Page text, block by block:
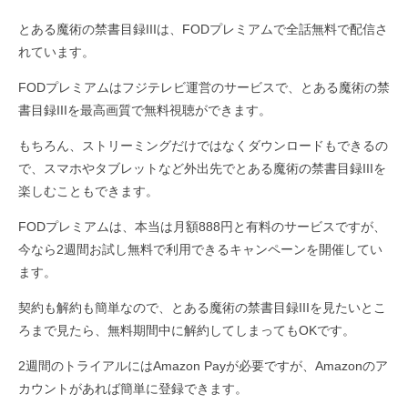
とある魔術の禁書目録IIIは、FODプレミアムで全話無料で配信さ
れています。
FODプレミアムはフジテレビ運営のサービスで、とある魔術の禁
書目録IIIを最高画質で無料視聴ができます。
もちろん、ストリーミングだけではなくダウンロードもできるの
で、スマホやタブレットなど外出先でとある魔術の禁書目録IIIを
楽しむこともできます。
FODプレミアムは、本当は月額888円と有料のサービスですが、
今なら2週間お試し無料で利用できるキャンペーンを開催してい
ます。
契約も解約も簡単なので、とある魔術の禁書目録IIIを見たいとこ
ろまで見たら、無料期間中に解約してしまってもOKです。
2週間のトライアルにはAmazon Payが必要ですが、Amazonのア
カウントがあれば簡単に登録できます。